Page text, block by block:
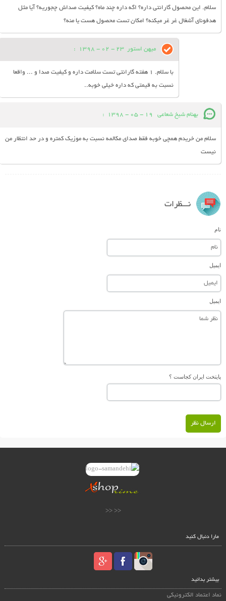
سلام. این محصول گارانتی داره؟ اگه داره چند ماه؟ کیفیت صداش چجوریه؟ آیا مثل
هدفونای آشغال غر غر میکنه؟ امکان تست محصول هست یا منه؟
میهن استور 23 - 02 - 1398
:
با سلام. 1 هفته گارانتی تست سلامت داره و کیفیت صدا و ... واقعا
نسبت به قیمتی که داره خیلی خوبه..
بهنام شیخ شعاعی 19 - 05 - 1398
:
سلام من خریدم همچی خوبه فقط صدای مکالمه نسبت به موزیک کمتره و در حد انتظار من
نیست
نـــظرات
نام
ایمیل
ایمیل
پایتخت ایران کجاست ؟
ارسال نظر
<< <<
مارا دنبال کنید
بیشتر بدانید
نماد اعتماد الکترونیکی